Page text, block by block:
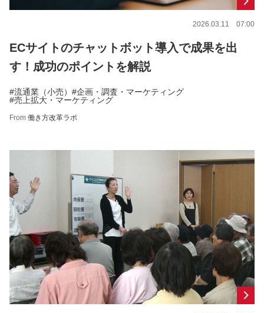
2026.03.11 07:00
ECサイトのチャットボット導入で成果を出
す！成功のポイントを解説
#流通業（小売） #企画・調査・マーケティング
#売上拡大・マーケティング
From 働き方改革ラボ